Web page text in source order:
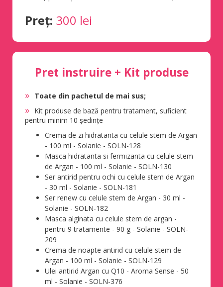
Preț: 300 lei
Pret instruire + Kit produse
Toate din pachetul de mai sus;
Kit produse de bază pentru tratament, suficient
pentru minim 10 ședințe
Crema de zi hidratanta cu celule stem de Argan
- 100 ml - Solanie - SOLN-128
Masca hidratanta si fermizanta cu celule stem
de Argan - 100 ml - Solanie - SOLN-130
Ser antirid pentru ochi cu celule stem de Argan
- 30 ml - Solanie - SOLN-181
Ser renew cu celule stem de Argan - 30 ml -
Solanie - SOLN-182
Masca alginata cu celule stem de argan -
pentru 9 tratamente - 90 g - Solanie - SOLN-
209
Crema de noapte antirid cu celule stem de
Argan - 100 ml - Solanie - SOLN-129
Ulei antirid Argan cu Q10 - Aroma Sense - 50
ml - Solanie - SOLN-376